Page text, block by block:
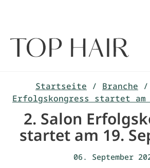
Startseite / Branche /
Erfolgskongress startet am
2. Salon
startet am 19.
06. September